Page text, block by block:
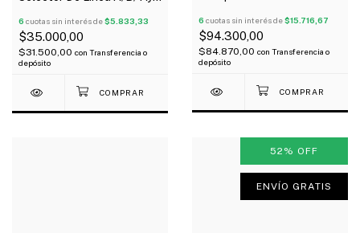
6 cuotas sin interés de$5.833,33
$35.000,00
$31.500,00 con Transferencia o
depósito
18V/100Ma
6 cuotas sin interés de$15.716,67
$94.300,00
$84.870,00 con Transferencia o
depósito
52 % OFF
ENVÍO GRATIS